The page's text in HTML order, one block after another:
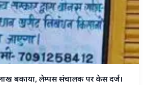
बकाया, लेम्पस संचालक पर केस दर्ज।